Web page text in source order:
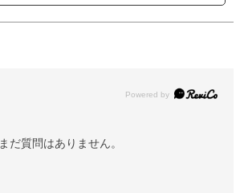
Powered by
まだ質問はありません。